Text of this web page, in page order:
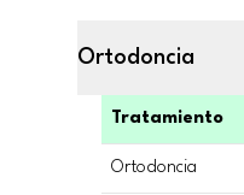
Ortodoncia
Tratamiento
Ortodoncia